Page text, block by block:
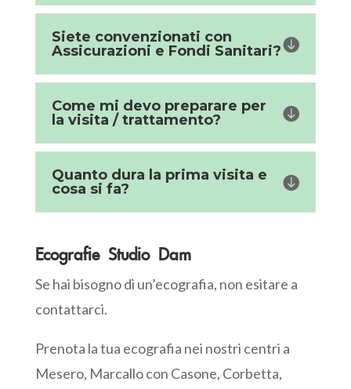
Siete convenzionati con
Assicurazioni e Fondi Sanitari?
Come mi devo preparare per
la visita / trattamento?

Quanto dura la prima visita e
cosa si fa?

Ecografie Studio Dam
Se hai bisogno di un’ecografia, non esitare a
contattarci.
Prenota la tua ecografia nei nostri centri a
Mesero, Marcallo con Casone, Corbetta,